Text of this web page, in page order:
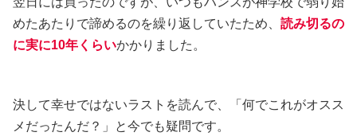
めたあたりで諦めるのを繰り返していたため、 読み切るの
に実に10年くらいかかりました。
決して幸せではないラストを読んで、「何でこれがオスス
メだったんだ？」と今でも疑問です。